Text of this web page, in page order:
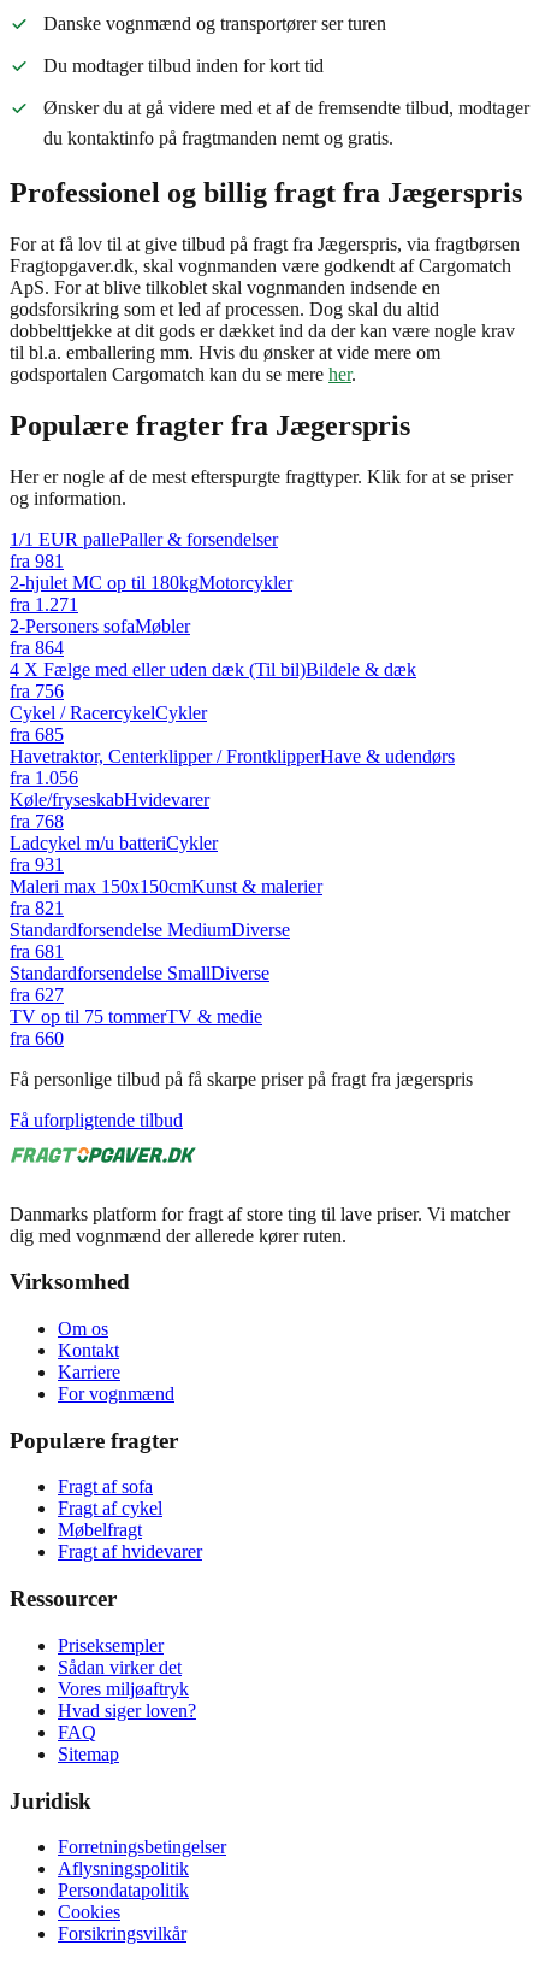
Danske vognmænd og transportører ser turen
Du modtager tilbud inden for kort tid
Ønsker du at gå videre med et af de fremsendte tilbud, modtager
du kontaktinfo på fragtmanden nemt og gratis.
Professionel og billig fragt fra Jægerspris
For at få lov til at give tilbud på fragt fra Jægerspris, via fragtbørsen
Fragtopgaver.dk, skal vognmanden være godkendt af Cargomatch
ApS. For at blive tilkoblet skal vognmanden indsende en
godsforsikring som et led af processen. Dog skal du altid
dobbelttjekke at dit gods er dækket ind da der kan være nogle krav
til bl.a. emballering mm. Hvis du ønsker at vide mere om
godsportalen Cargomatch kan du se mere her.
Populære fragter fra Jægerspris
Her er nogle af de mest efterspurgte fragttyper. Klik for at se priser
og information.
1/1 EUR pallePaller & forsendelser
fra 981
2-hjulet MC op til 180kgMotorcykler
fra 1.271
2-Personers sofaMøbler
fra 864
4 X Fælge med eller uden dæk (Til bil)Bildele & dæk
fra 756
Cykel / RacercykelCykler
fra 685
Havetraktor, Centerklipper / FrontklipperHave & udendørs
fra 1.056
Køle/fryseskabHvidevarer
fra 768
Ladcykel m/u batteriCykler
fra 931
Maleri max 150x150cmKunst & malerier
fra 821
Standardforsendelse MediumDiverse
fra 681
Standardforsendelse SmallDiverse
fra 627
TV op til 75 tommerTV & medie
fra 660
Få personlige tilbud på få skarpe priser på fragt fra jægerspris
Få uforpligtende tilbud
Danmarks platform for fragt af store ting til lave priser. Vi matcher
dig med vognmænd der allerede kører ruten.
Virksomhed
Om os
Kontakt
Karriere
For vognmænd
Populære fragter
Fragt af sofa
Fragt af cykel
Møbelfragt
Fragt af hvidevarer
Ressourcer
Priseksempler
Sådan virker det
Vores miljøaftryk
Hvad siger loven?
FAQ
Sitemap
Juridisk
Forretningsbetingelser
Aflysningspolitik
Persondatapolitik
Cookies
Forsikringsvilkår